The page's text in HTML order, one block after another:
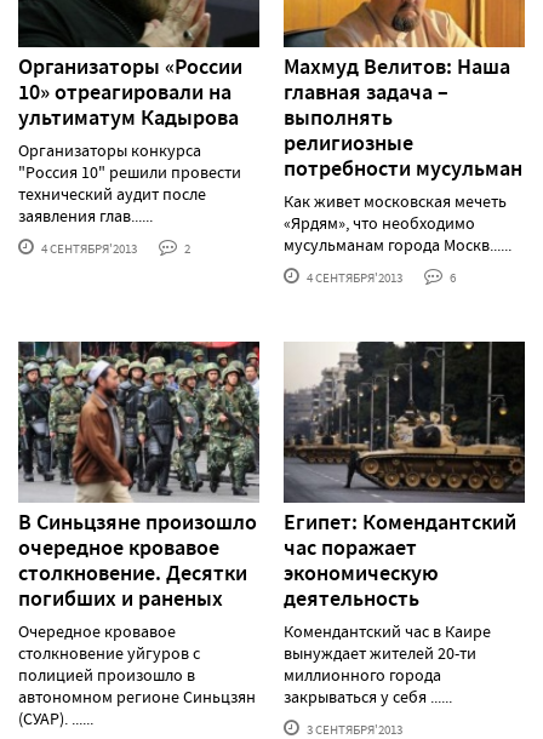
Организаторы «России
10» отреагировали на
ультиматум Кадырова
Организаторы конкурса
"Россия 10" решили провести
технический аудит после
заявления глав......
4 СЕНТЯБРЯ'2013 2
Махмуд Велитов: Наша
главная задача –
выполнять
религиозные
потребности мусульман
Как живет московская мечеть
«Ярдям», что необходимо
мусульманам города Москв......
4 СЕНТЯБРЯ'2013 6
В Синьцзяне произошло
очередное кровавое
столкновение. Десятки
погибших и раненых
Очередное кровавое
столкновение уйгуров с
полицией произошло в
автономном регионе Синьцзян
(СУАР). ......
Египет: Комендантский
час поражает
экономическую
деятельность
Комендантский час в Каире
вынуждает жителей 20-ти
миллионного города
закрываться у себя ......
3 СЕНТЯБРЯ'2013